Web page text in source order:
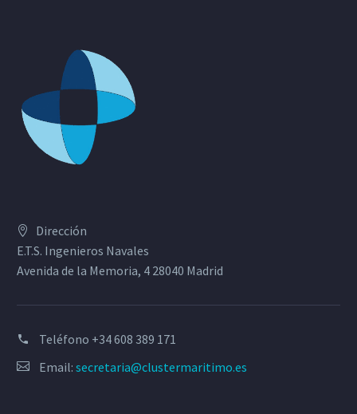
Dirección
E.T.S. Ingenieros Navales
Avenida de la Memoria, 4 28040 Madrid
Teléfono +34 608 389 171
Email: secretaria@clustermaritimo.es